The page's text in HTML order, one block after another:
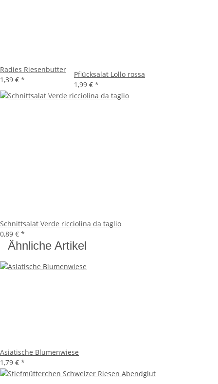
Radies Riesenbutter
1,39 € *
Pflücksalat Lollo rossa
1,99 € *
Schnittsalat Verde ricciolina da taglio
0,89 € *
Ähnliche Artikel
Asiatische Blumenwiese
1,79 € *